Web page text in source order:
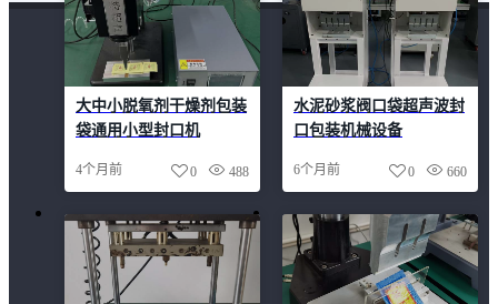
大中小脱氧剂干燥剂包装
袋通用小型封口机
4个月前 488
0
水泥砂浆阀口袋超声波封
口包装机械设备
6个月前 660
0